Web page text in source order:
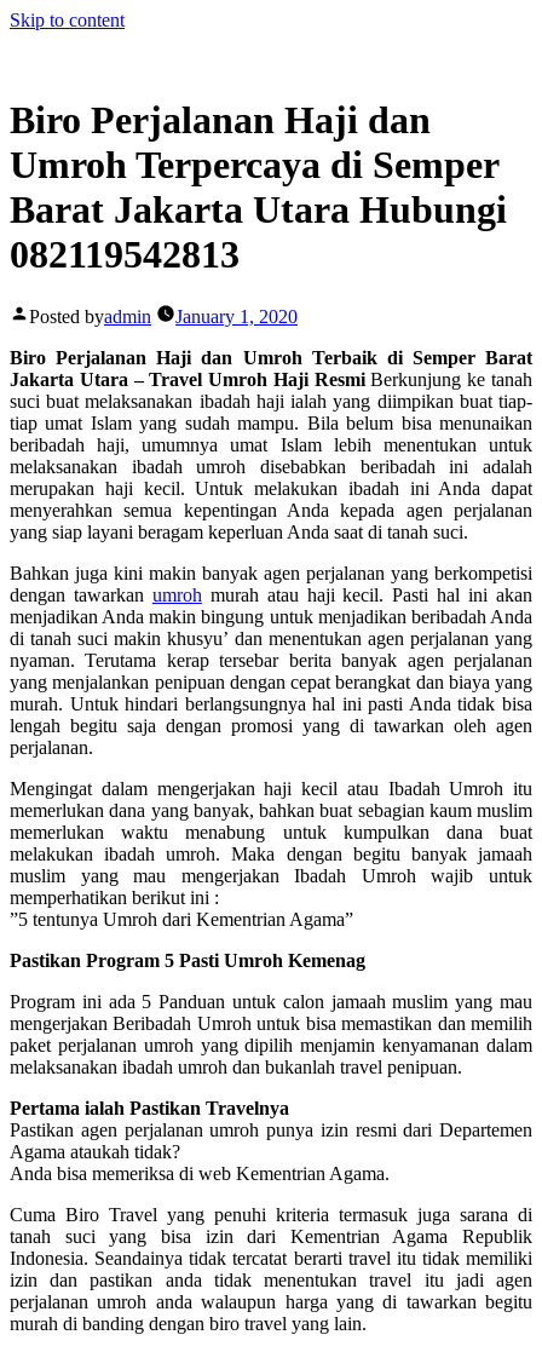
Skip to content
Biro Perjalanan Haji dan
Umroh Terpercaya di Semper
Barat Jakarta Utara Hubungi
082119542813
Posted byadmin
January 1, 2020
Biro Perjalanan Haji dan Umroh Terbaik di Semper Barat
Jakarta Utara – Travel Umroh Haji ResmiBerkunjung ke tanah
suci buat melaksanakan ibadah haji ialah yang diimpikan buat tiap-
tiap umat Islam yang sudah mampu. Bila belum bisa menunaikan
beribadah haji, umumnya umat Islam lebih menentukan untuk
melaksanakan ibadah umroh disebabkan beribadah ini adalah
merupakan haji kecil. Untuk melakukan ibadah ini Anda dapat
menyerahkan semua kepentingan Anda kepada agen perjalanan
yang siap layani beragam keperluan Anda saat di tanah suci.
Bahkan juga kini makin banyak agen perjalanan yang berkompetisi
dengan tawarkan umroh murah atau haji kecil. Pasti hal ini akan
menjadikan Anda makin bingung untuk menjadikan beribadah Anda
di tanah suci makin khusyu’ dan menentukan agen perjalanan yang
nyaman. Terutama kerap tersebar berita banyak agen perjalanan
yang menjalankan penipuan dengan cepat berangkat dan biaya yang
murah. Untuk hindari berlangsungnya hal ini pasti Anda tidak bisa
lengah begitu saja dengan promosi yang di tawarkan oleh agen
perjalanan.
Mengingat dalam mengerjakan haji kecil atau Ibadah Umroh itu
memerlukan dana yang banyak, bahkan buat sebagian kaum muslim
memerlukan waktu menabung untuk kumpulkan dana buat
melakukan ibadah umroh. Maka dengan begitu banyak jamaah
muslim yang mau mengerjakan Ibadah Umroh wajib untuk
memperhatikan berikut ini :
”5 tentunya Umroh dari Kementrian Agama”
Pastikan Program 5 Pasti Umroh Kemenag
Program ini ada 5 Panduan untuk calon jamaah muslim yang mau
mengerjakan Beribadah Umroh untuk bisa memastikan dan memilih
paket perjalanan umroh yang dipilih menjamin kenyamanan dalam
melaksanakan ibadah umroh dan bukanlah travel penipuan.
Pertama ialah Pastikan Travelnya
Pastikan agen perjalanan umroh punya izin resmi dari Departemen
Agama ataukah tidak?
Anda bisa memeriksa di web Kementrian Agama.
Cuma Biro Travel yang penuhi kriteria termasuk juga sarana di
tanah suci yang bisa izin dari Kementrian Agama Republik
Indonesia. Seandainya tidak tercatat berarti travel itu tidak memiliki
izin dan pastikan anda tidak menentukan travel itu jadi agen
perjalanan umroh anda walaupun harga yang di tawarkan begitu
murah di banding dengan biro travel yang lain.